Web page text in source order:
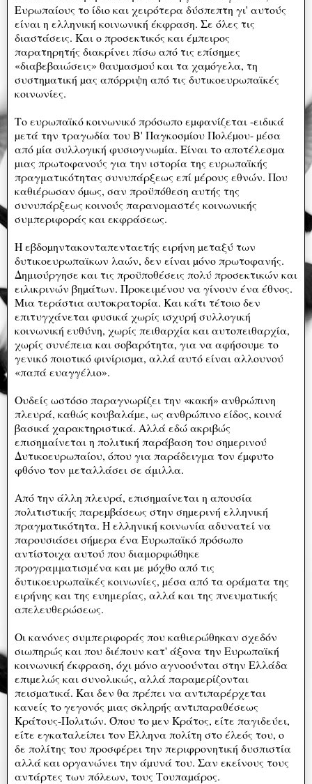
Ευρωπαίους το ίδιο και χειρότερα δύσπεπτη γι' αυτούς
είναι η ελληνική κοινωνική έκφραση. Σε όλες τις
διαστάσεις. Και ο προσεκτικός και έµπειρος
παρατηρητής διακρίνει πίσω από τις επίσηµες
«διαβεβαιώσεις» θαυµασµού και τα χαµόγελα, τη
συστηµατική µας απόρριψη από τις δυτικοευρωπαϊκές
κοινωνίες.
Το ευρωπαϊκό κοινωνικό πρόσωπο εµφανίζεται -ειδικά
µετά την τραγωδία του Β' Παγκοσµίου Πολέµου- µέσα
από µία συλλογική φυσιογνωµία. Είναι το αποτέλεσµα
µιας πρωτοφανούς για την ιστορία της ευρωπαϊκής
πραγματικότητας συνυπάρξεως επί µέρους εθνών. Που
καθιέρωσαν όµως, σαν προϋπόθεση αυτής της
συνυπάρξεως κοινούς παρανομαστές κοινωνικής
συμπεριφοράς και εκφράσεως.
Η εβδοµηντακονταπενταετής ειρήνη µεταξύ των
δυτικοευρωπαϊκων λαών, δεν είναι µόνο πρωτοφανής.
Δημιούργησε και τις προϋποθέσεις πολύ προσεκτικών και
ειλικρινών βηµάτων. Προκειμένου να γίνουν ένα έθνος.
Μια τεράστια αυτοκρατορία. Και κάτι τέτοιο δεν
επιτυγχάνεται φυσικά χωρίς ισχυρή συλλογική
κοινωνική ευθύνη, χωρίς πειθαρχία και αυτοπειθαρχία,
χωρίς συνέπεια και σοβαρότητα, για να αφήσουµε το
γενικό ποιοτικό φινίρισµα, αλλά αυτό είναι αλλουνού
«παπά ευαγγέλιο».
Ουδείς ωστόσο παραγνωρίζει την «κακή» ανθρώπινη
πλευρά, καθώς κουβαλάµε, ως ανθρώπινο είδος, κοινά
βασικά χαρακτηριστικά. Αλλά εδώ ακριβώς
επισημαίνεται η πολιτική παράβαση του σηµερινού
Δυτικοευρωπαίου, όπου για παράδειγμα τον έµφυτο
φθόνο τον μεταλλάσει σε άμιλλα.
Από την άλλη πλευρά, επισηµαίνεται η απουσία
πολιτιστικής παρεµβάσεως στην σηµερινή ελληνική
πραγµατικότητα. Η ελληνική κοινωνία αδυνατεί να
παρουσιάσει σήµερα ένα Ευρωπαϊκό πρόσωπο
αντίστοιχα αυτού που διαμορφώθηκε
προγραμματισμένα και µε µόχθο από τις
δυτικοευρωπαϊκές κοινωνίες, µέσα από τα οράµατα της
ειρήνης και της ευημερίας, αλλά και της πνευµατικής
απελευθερώσεως.
Οι κανόνες συμπεριφοράς που καθιερώθηκαν σχεδόν
σιωπηρώς και που διέπουν κατ' άξονα την Ευρωπαϊκή
κοινωνική έκφραση, όχι µόνο αγνοούνται στην Ελλάδα
επιµελώς και συνολικώς, αλλά παραµερίζονται
πεισµατικά. Και δεν θα πρέπει να αντιπαρέρχεται
κανείς το γεγονός µιας σκληρής αντιπαραθέσεως
Κράτους-Πολιτών. Όπου το µεν Κράτος, είτε παγιδεύει,
είτε εγκαταλείπει τον Έλληνα πολίτη στο έλεός του, ο
δε πολίτης του προσφέρει την περιφρονητική δυσπιστία
αλλά και οργανώνει την άµυνά του. Σαν εκείνους τους
αντάρτες των πόλεων, τους Τουπαµάρος.